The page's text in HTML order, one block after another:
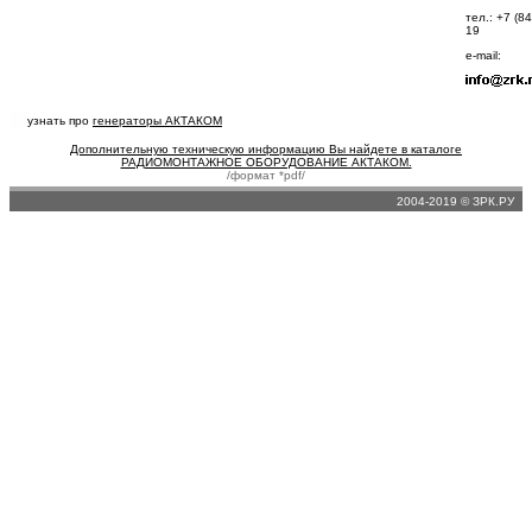
тел.: +7
19
e-mail:
узнать про генераторы АКТАКОМ
Дополнительную техническую информацию Вы найдете в каталоге
РАДИОМОНТАЖНОЕ ОБОРУДОВАНИЕ АКТАКОМ.
/формат *pdf/
2004-2019 © ЗРК.РУ